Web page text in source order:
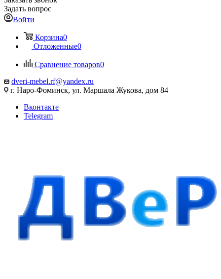
Задать вопрос
Войти
Корзина0
Отложенные0
Сравнение товаров0
dveri-mebel.rf@yandex.ru
г. Наро-Фоминск, ул. Маршала Жукова, дом 84
Вконтакте
Telegram